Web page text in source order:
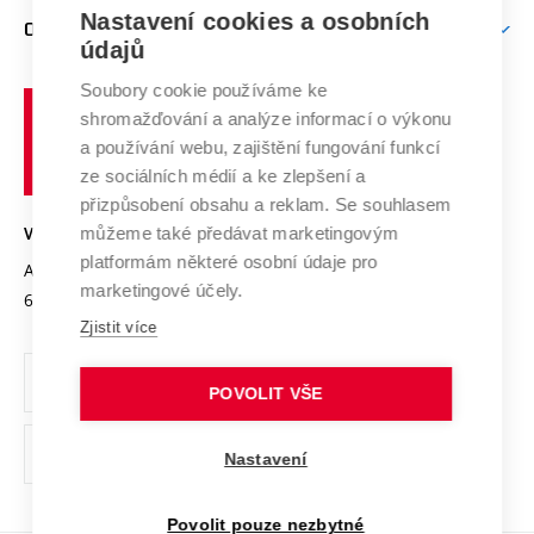
E-přihláška
Doktorské studium
Podpora podnikání
Mezinárodní vědecká rada
Systém zajišťování kvality výzkumu
Výzkumné infrastruktury
Transfer znalostí
Open Science
Projekty
Projekty ze strukturálních fondů
Specifický výzkum
Firemní spolupráce
Zahraniční spolupráce
Spolupráce se školami
Mezinárodní dohody
Univerzitní sítě
O UNIVERZITĚ
Profil univerzity
Udržitelná univerzita
Podnikavá univerzita / ContriBUTe
Bezpečná univerzita
Vyznamenání
Organizační struktura
Ochrana osobních údajů
odkaz)
učení
technické
Brně
VYSOKÉ UČENÍ TECHNICKÉ V BRNĚ
Antonínská 548/1
602 00 Brno
www.vut.cz
vut@vutbr.cz
Nastavení cookies a osobních
údajů
Soubory cookie používáme ke
shromažďování a analýze informací o výkonu
a používání webu, zajištění fungování funkcí
ze sociálních médií a ke zlepšení a
přizpůsobení obsahu a reklam. Se souhlasem
můžeme také předávat marketingovým
platformám některé osobní údaje pro
marketingové účely.
Zjistit více
POVOLIT VŠE
Nastavení
Povolit pouze nezbytné